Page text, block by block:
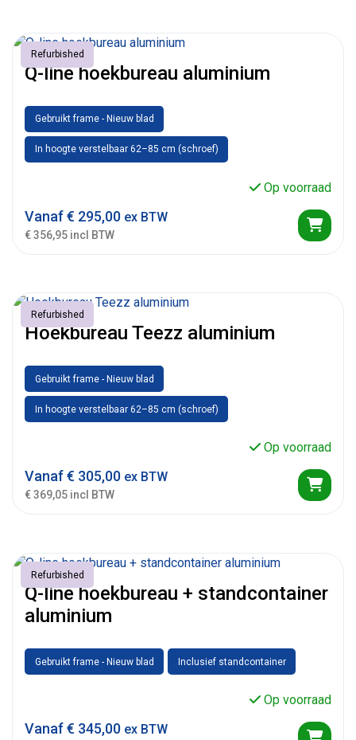
Refurbished
Q-line hoekbureau aluminium
Gebruikt frame - Nieuw blad
In hoogte verstelbaar 62–85 cm (schroef)
Op voorraad
Vanaf€ 295,00 ex BTW
€ 356,95 incl BTW
Refurbished
Hoekbureau Teezz aluminium
Gebruikt frame - Nieuw blad
In hoogte verstelbaar 62–85 cm (schroef)
Op voorraad
Vanaf€ 305,00 ex BTW
€ 369,05 incl BTW
Refurbished
Q-line hoekbureau + standcontainer
aluminium
Gebruikt frame - Nieuw blad Inclusief standcontainer
Op voorraad
Vanaf€ 345,00 ex BTW